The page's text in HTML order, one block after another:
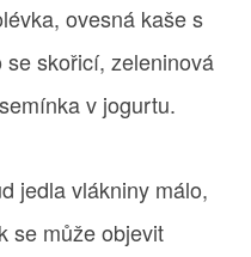
ovesná kaše s
skořicí, zeleninová
v jogurtu.
jedla vlákniny málo,
se může objevit